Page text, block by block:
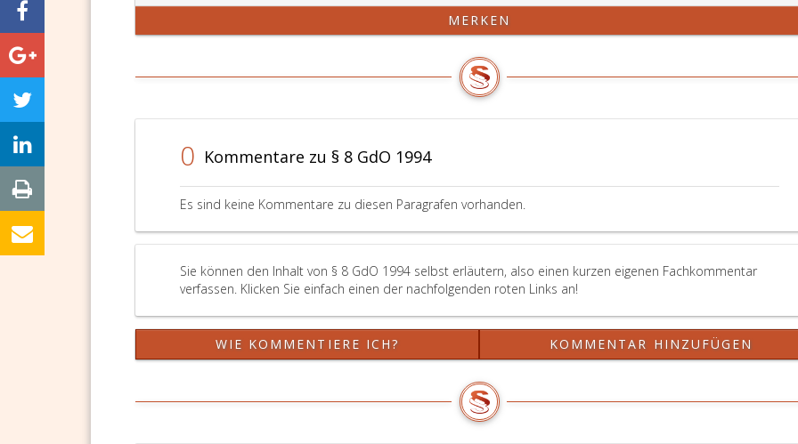
MERKEN
0 Kommentare zu § 8 GdO 1994
Es sind keine Kommentare zu diesen Paragrafen vorhanden.
Sie können den Inhalt von § 8 GdO 1994 selbst erläutern, also einen kurzen eigenen Fachkommentar
verfassen. Klicken Sie einfach einen der nachfolgenden roten Links an!
WIE KOMMENTIERE ICH? KOMMENTAR HINZUFÜGEN